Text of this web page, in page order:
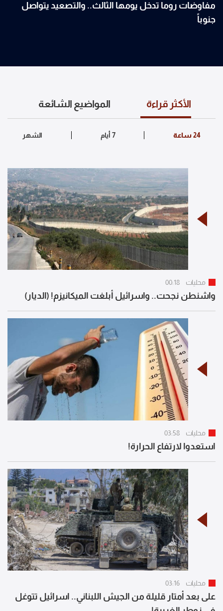
مفاوضات روما تدخل يومها الثالث.. والتصعيد يتواصل
جنوباً
الأكثر قراءة المواضيع الشائعة
محليات 00:18
واشنطن نجحت.. واسرائيل أبلغت الميكانيزم! (الديار)
محليات 03:58
استعدوا لارتفاع الحرارة!
محليات 03:16
على بعد أمتار قليلة من الجيش اللبناني.. اسرائيل تتوغل